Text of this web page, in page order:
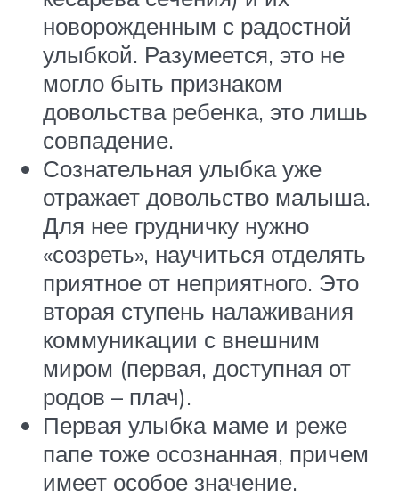
новорожденным с радостной
улыбкой. Разумеется, это не
могло быть признаком
довольства ребенка, это лишь
совпадение.
Сознательная улыбка уже
отражает довольство малыша.
Для нее грудничку нужно
«созреть», научиться отделять
приятное от неприятного. Это
вторая ступень налаживания
коммуникации с внешним
миром (первая, доступная от
родов – плач).
Первая улыбка маме и реже
папе тоже осознанная, причем
имеет особое значение.